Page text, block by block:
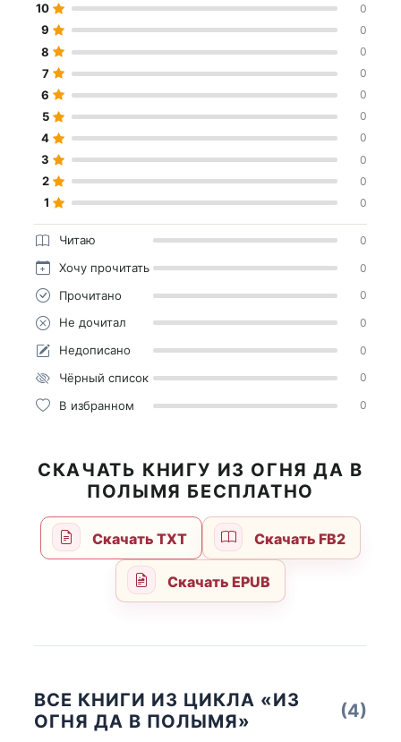
10 0
9 0
8 0
7 0
6 0
5 0
4 0
3 0
2 0
1 0
Читаю 0
Хочу прочитать 0
Прочитано 0
Не дочитал 0
Недописано 0
Чёрный список 0
В избранном 0
СКАЧАТЬ КНИГУ ИЗ ОГНЯ ДА В
ПОЛЫМЯ БЕСПЛАТНО
Скачать TXT Скачать FB2
Скачать EPUB
ВСЕ КНИГИ ИЗ ЦИКЛА «ИЗ
ОГНЯ ДА В ПОЛЫМЯ»
(4)